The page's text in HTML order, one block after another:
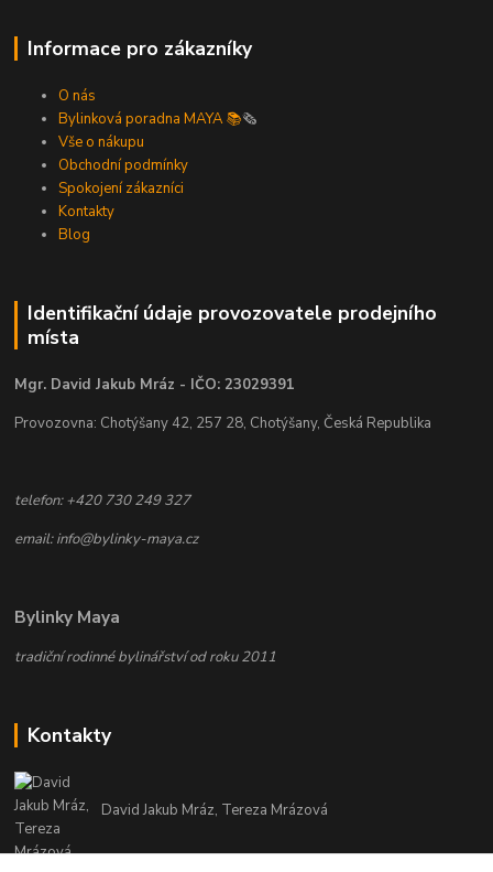
Informace pro zákazníky
O nás
Bylinková poradna MAYA 📚🗞️
Vše o nákupu
Obchodní podmínky
Spokojení zákazníci
Kontakty
Blog
Identifikační údaje provozovatele prodejního
místa
Mgr. David Jakub Mráz - IČO: 23029391
Provozovna: Chotýšany 42, 257 28, Chotýšany, Česká Republika
telefon: +420 730 249 327
email: info@bylinky-maya.cz
Bylinky Maya
tradiční rodinné bylinářství od roku 2011
Kontakty
David Jakub Mráz, Tereza Mrázová